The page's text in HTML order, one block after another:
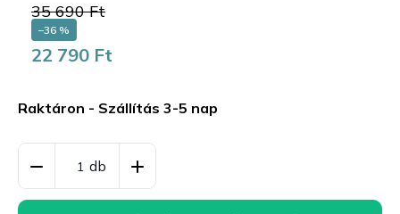
35 690 Ft
–36 %
22 790 Ft
Raktáron - Szállítás 3-5 nap